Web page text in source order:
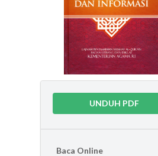
UNDUH PDF
Baca Online